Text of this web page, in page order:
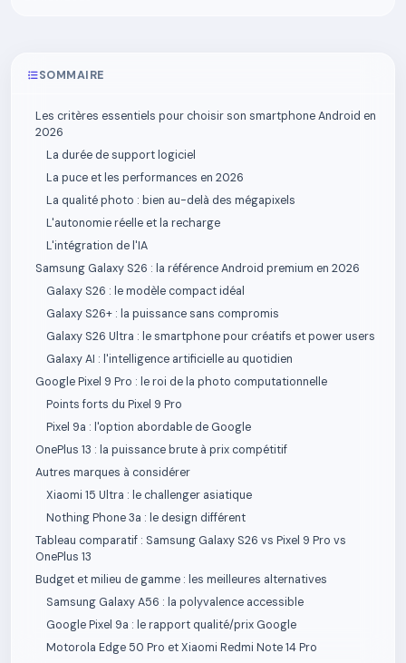
SOMMAIRE
Les critères essentiels pour choisir son smartphone Android en
2026
La durée de support logiciel
La puce et les performances en 2026
La qualité photo : bien au-delà des mégapixels
L'autonomie réelle et la recharge
L'intégration de l'IA
Samsung Galaxy S26 : la référence Android premium en 2026
Galaxy S26 : le modèle compact idéal
Galaxy S26+ : la puissance sans compromis
Galaxy S26 Ultra : le smartphone pour créatifs et power users
Galaxy AI : l'intelligence artificielle au quotidien
Google Pixel 9 Pro : le roi de la photo computationnelle
Points forts du Pixel 9 Pro
Pixel 9a : l'option abordable de Google
OnePlus 13 : la puissance brute à prix compétitif
Autres marques à considérer
Xiaomi 15 Ultra : le challenger asiatique
Nothing Phone 3a : le design différent
Tableau comparatif : Samsung Galaxy S26 vs Pixel 9 Pro vs
OnePlus 13
Budget et milieu de gamme : les meilleures alternatives
Samsung Galaxy A56 : la polyvalence accessible
Google Pixel 9a : le rapport qualité/prix Google
Motorola Edge 50 Pro et Xiaomi Redmi Note 14 Pro